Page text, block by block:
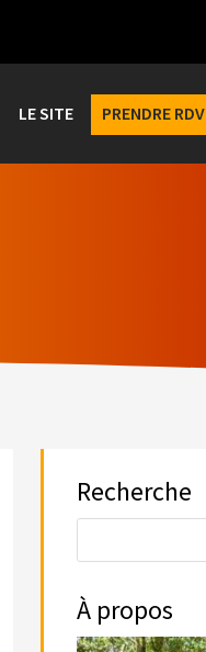
LE SITE PRENDRE RDV
Recherche
À propos